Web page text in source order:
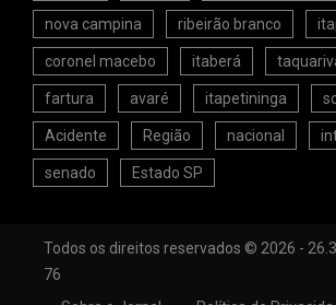
nova campina ribeirão branco
coronel macebo itaberá
fartura avaré itapetininga
Acidente Região nacional
senado Estado SP
Todos os direitos reservados © 2026 -
76